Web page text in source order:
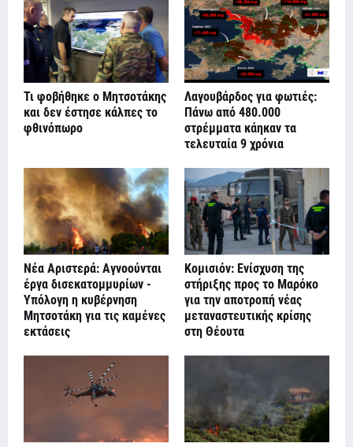
Τι φοβήθηκε ο Μητσοτάκης
και δεν έστησε κάλπες το
φθινόπωρο
Λαγουβάρδος για φωτιές:
Πάνω από 480.000
στρέμματα κάηκαν τα
τελευταία 9 χρόνια
Νέα Αριστερά: Αγνοούνται
έργα δισεκατομμυρίων -
Υπόλογη η κυβέρνηση
Μητσοτάκη για τις καμένες
εκτάσεις
Κομισιόν: Ενίσχυση της
στήριξης προς το Μαρόκο
για την αποτροπή νέας
μεταναστευτικής κρίσης
στη Θέουτα